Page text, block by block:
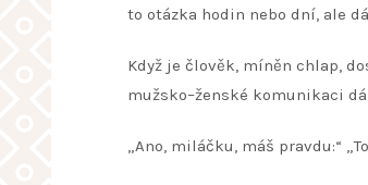
to otázka hodin nebo dní, ale
Když je člověk, míněn chlap,
mužsko–ženské komunikaci
„Ano, miláčku, máš pravdu:“